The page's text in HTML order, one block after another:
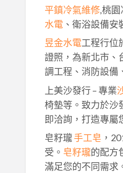
平鎮冷氣維修,桃園
水電、衛浴設備安
昱金水電工程行位
證照，為新北市、
調工程、消防設備
上美沙發行 – 專業
椅墊等。致力於沙
即洽詢，打造專屬
皂籽瓏手工皂 ，
受。 皂籽瓏的配方
滿足您的不同需求